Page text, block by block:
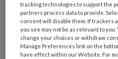
tracking technologies to support the
partners process data to provide.
consent will disable them. If trackers
you see may not be as relevant to
change your choices or withdraw
Manage Preferences link on the
have effect within our Website. For